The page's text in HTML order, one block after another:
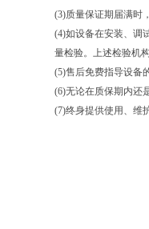
(3)质量保证期届满时
(4)如设备在安装、调
量检验。上述检验机
(5)售后免费指导设备
(6)无论在质保期内还
(7)终身提供使用、维